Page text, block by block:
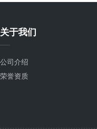
关于我们
公司介绍
荣誉资质